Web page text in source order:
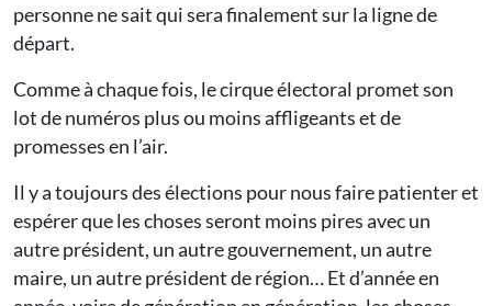
personne ne sait qui sera finalement sur la ligne de
départ.
Comme à chaque fois, le cirque électoral promet son
lot de numéros plus ou moins affligeants et de
promesses en l’air.
Il y a toujours des élections pour nous faire patienter et
espérer que les choses seront moins pires avec un
autre président, un autre gouvernement, un autre
maire, un autre président de région… Et d’année en